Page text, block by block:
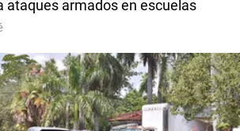
ataques armados en escuelas